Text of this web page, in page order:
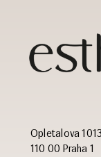
Opletalova
110 00 Praha 1